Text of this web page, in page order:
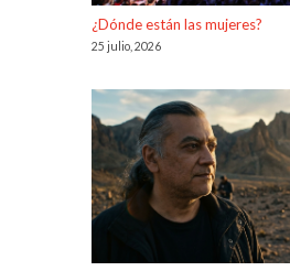
¿Dónde están las mujeres?
25 julio, 2026